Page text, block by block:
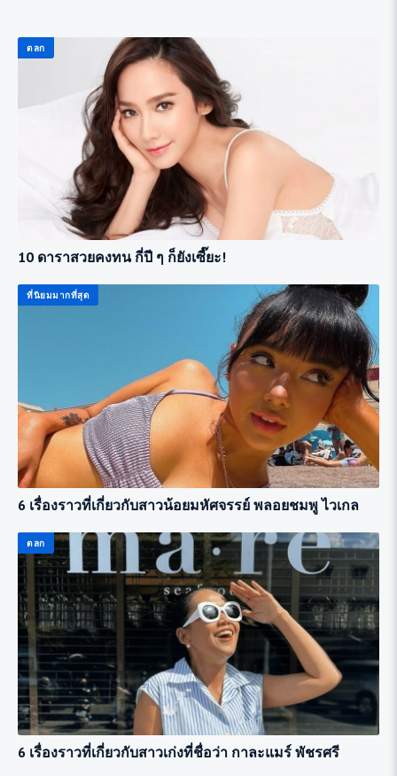
ตลก
10 ดาราสวยคงทน กี่ปี ๆ ก็ยังเซี๊ยะ!
ที่นิยมมากที่สุด
6 เรื่องราวที่เกี่ยวกับสาวน้อยมหัศจรรย์ พลอยชมพู ไวเกล
ตลก
6 เรื่องราวที่เกี่ยวกับสาวเก่งที่ชื่อว่า กาละแมร์ พัชรศรี